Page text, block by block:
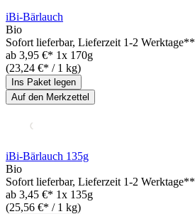
iBi-Bärlauch
Bio
Sofort lieferbar, Lieferzeit 1-2 Werktage**
ab 3,95 €* 1x 170g
(23,24 €* / 1 kg)
Ins Paket legen
Auf den Merkzettel
iBi-Bärlauch 135g
Bio
Sofort lieferbar, Lieferzeit 1-2 Werktage**
ab 3,45 €* 1x 135g
(25,56 €* / 1 kg)